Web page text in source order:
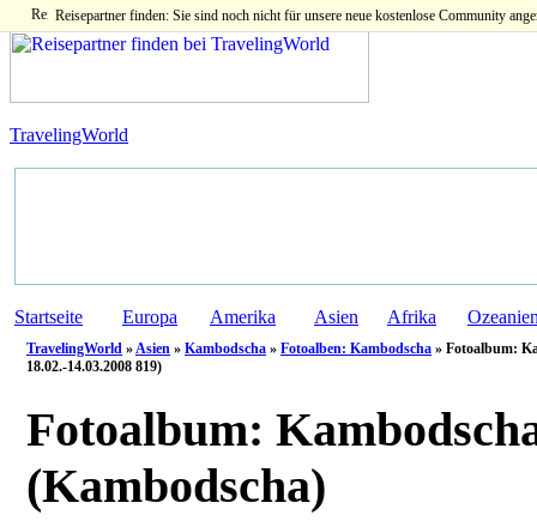
Reisepartner finden: Sie sind noch nicht für unsere neue kostenlose Community
TravelingWorld
Startseite Europa Amerika Asien Afrika
TravelingWorld »Asien » Kambodscha » Fotoalben: Kambodscha » Fotoalbum:
18.02.-14.03.2008 819)
Fotoalbum:
(Kambodscha)